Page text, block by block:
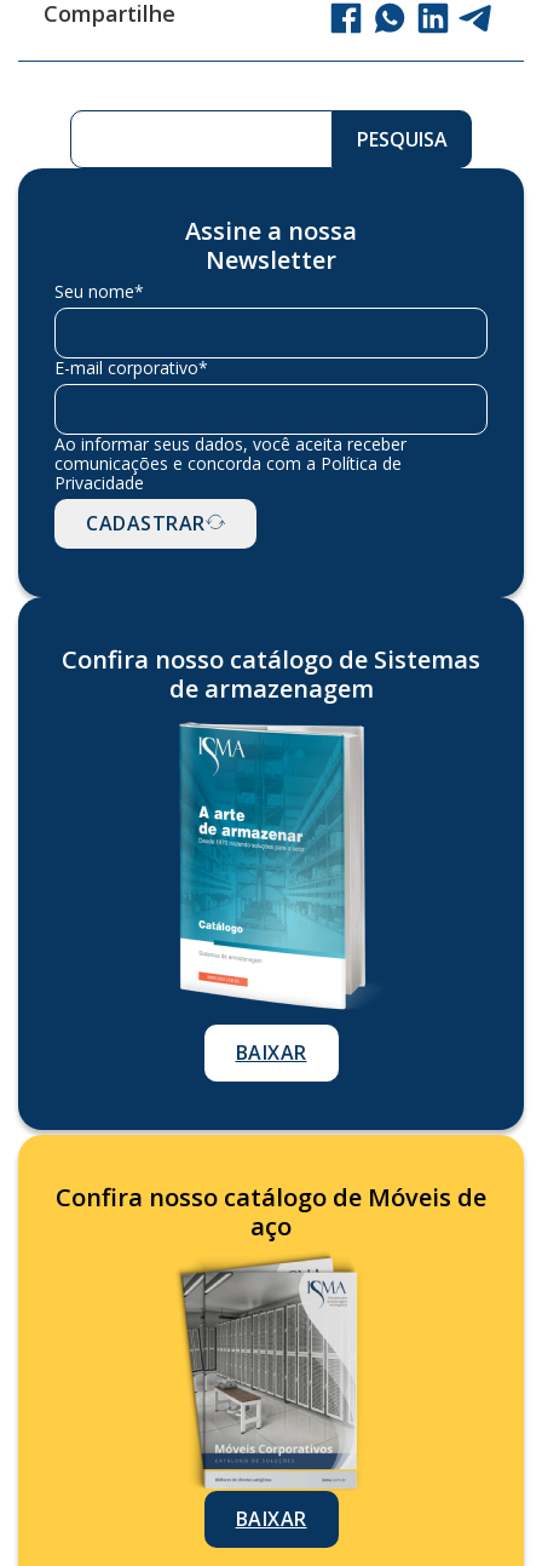
Compartilhe
Pesquisar ...
PESQUISA
Assine a nossa
Newsletter
Seu nome*
E-mail corporativo*
Ao informar seus dados, você aceita receber
comunicações e concorda com a Política de
Privacidade
CADASTRAR
Confira nosso catálogo de Sistemas
de armazenagem
BAIXAR
Confira nosso catálogo de Móveis de
aço
BAIXAR